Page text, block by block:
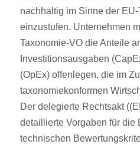
nachhaltig im Sinne der
einzustufen. Unternehmen
Taxonomie-VO die Anteile
Investitionsausgaben
(OpEx) offenlegen, die im
taxonomiekonformen
Der delegierte Rechtsakt
detaillierte Vorgaben für die
technischen